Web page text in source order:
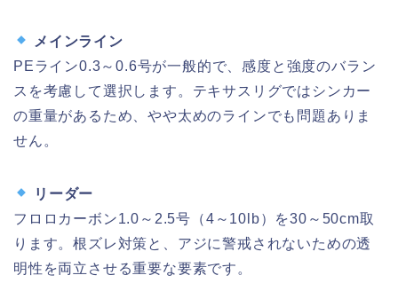
メインライン
PEライン0.3～0.6号が一般的で、感度と強度のバラン
スを考慮して選択します。テキサスリグではシンカー
の重量があるため、やや太めのラインでも問題ありま
せん。
リーダー
フロロカーボン1.0～2.5号（4～10lb）を30～50cm取
ります。根ズレ対策と、アジに警戒されないための透
明性を両立させる重要な要素です。